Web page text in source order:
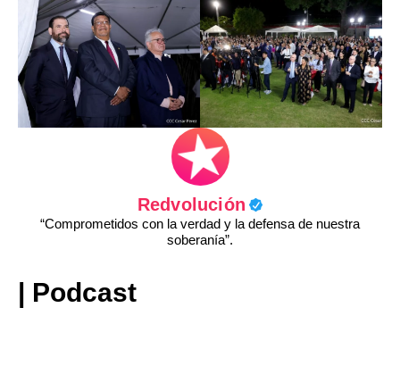
Redvolución
“Comprometidos con la verdad y la defensa de nuestra
soberanía”.
| Podcast